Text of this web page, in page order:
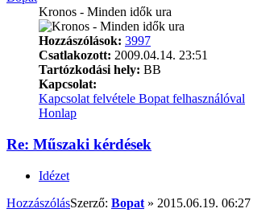
Kronos - Minden idők ura
Hozzászólások: 3997
Csatlakozott: 2009.04.14. 23:51
Tartózkodási hely: BB
Kapcsolat:
Kapcsolat felvétele Bopat felhasználóval
Honlap
Re: Műszaki kérdések
Idézet
HozzászólásSzerző: Bopat » 2015.06.19. 06:27